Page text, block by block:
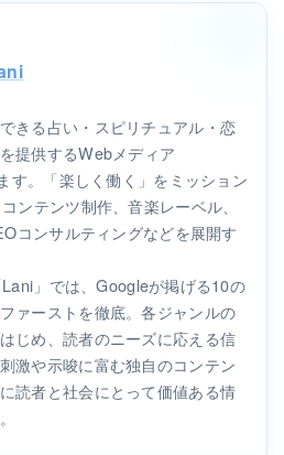
きる占い・スピリチュアル・恋
提供するWebメディア
す。「楽しく働く」をミッション
ンテンツ制作、音楽レーベル、
コンサルティングなどを展開す
」では、Googleが掲げる10の
ァーストを徹底。各ジャンルの
じめ、読者のニーズに応える信
激や示唆に富む独自のコンテン
読者と社会にとって価値ある情